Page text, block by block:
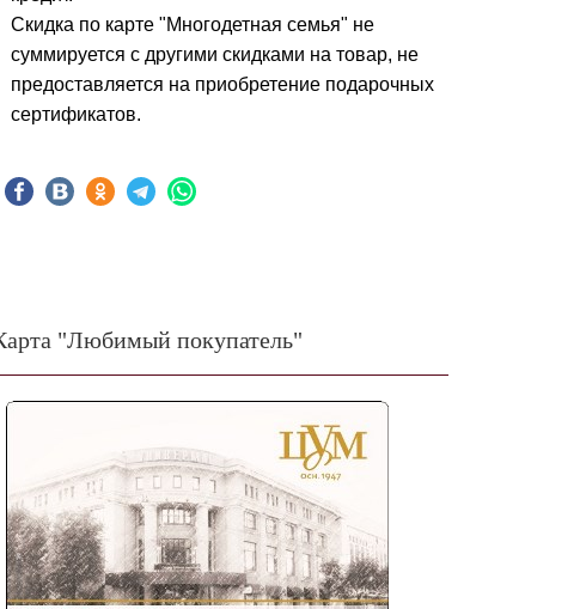
Скидка по карте "Многодетная семья" не
суммируется с другими скидками на товар, не
предоставляется на приобретение подарочных
сертификатов.
"Любимый покупатель"